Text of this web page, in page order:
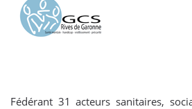
Fédérant 31 acteurs sanitaires,